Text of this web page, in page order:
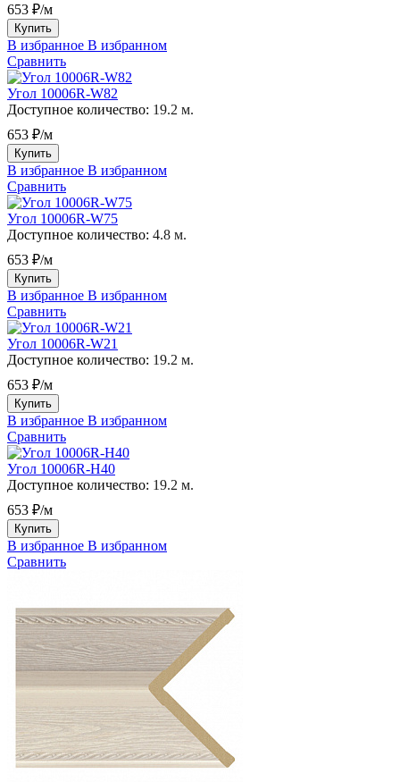
653 ₽/м
Купить
В избранное В избранном
Сравнить
Угол 10006R-W82
Доступное количество: 19.2 м.
653 ₽/м
Купить
В избранное В избранном
Сравнить
Угол 10006R-W75
Доступное количество: 4.8 м.
653 ₽/м
Купить
В избранное В избранном
Сравнить
Угол 10006R-W21
Доступное количество: 19.2 м.
653 ₽/м
Купить
В избранное В избранном
Сравнить
Угол 10006R-H40
Доступное количество: 19.2 м.
653 ₽/м
Купить
В избранное В избранном
Сравнить